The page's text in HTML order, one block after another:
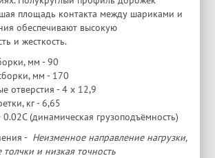
площадь контакта между шариками и
обеспечивают высокую
и жесткость.
мм - 90
мм - 170
отверстия - 4 х 12,9
кг - 6,65
0.02C (динамическая грузоподъёмность)
- Неизменное направление нагрузки,
толчки и низкая точность